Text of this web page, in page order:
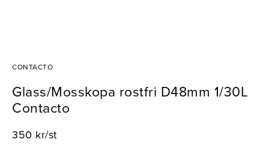
CONTACTO
Glass/Mosskopa rostfri D48mm 1/30L
Contacto
350 kr/st